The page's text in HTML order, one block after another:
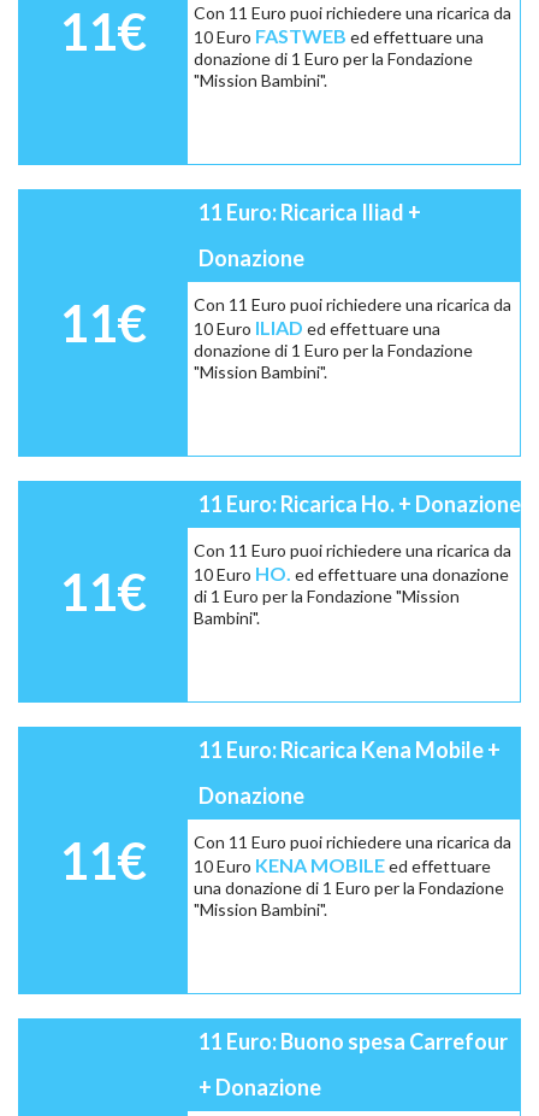
11€
Con 11 Euro puoi richiedere una ricarica da
10 Euro FASTWEB ed effettuare una
donazione di 1 Euro per la Fondazione
"Mission Bambini".
11€
11 Euro: Ricarica Iliad +
Donazione
Con 11 Euro puoi richiedere una ricarica da
10 Euro ILIAD ed effettuare una
donazione di 1 Euro per la Fondazione
"Mission Bambini".
11€
11 Euro: Ricarica Ho. + Donazione
Con 11 Euro puoi richiedere una ricarica da
10 Euro HO. ed effettuare una donazione
di 1 Euro per la Fondazione "Mission
Bambini".
11€
11 Euro: Ricarica Kena Mobile +
Donazione
Con 11 Euro puoi richiedere una ricarica da
10 Euro KENA MOBILEed effettuare
una donazione di 1 Euro per la Fondazione
"Mission Bambini".
11 Euro: Buono spesa Carrefour
+ Donazione